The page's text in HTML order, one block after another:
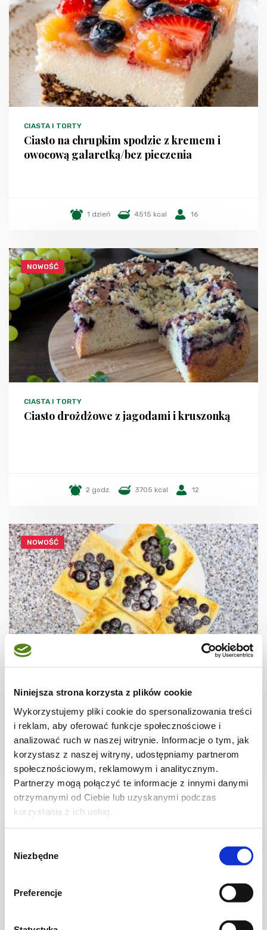
Niniejsza strona korzysta z plików cookie
Wykorzystujemy pliki cookie do spersonalizowania treści
i reklam, aby oferować funkcje społecznościowe i
analizować ruch w naszej witrynie. Informacje o tym, jak
korzystasz z naszej witryny, udostępniamy partnerom
społecznościowym, reklamowym i analitycznym.
Partnerzy mogą połączyć te informacje z innymi danymi
otrzymanymi od Ciebie lub uzyskanymi podczas
korzystania z ich usług.
zgody
Niezbędne
Preferencje
CIASTA I TORTY
Ciasto na chrupkim spodzie z kremem i
owocową galaretką/bez pieczenia
1 dzień 4515 kcal 16
NOWOŚĆ
CIASTA I TORTY
Ciasto drożdżowe z jagodami i kruszonką
2 godz. 3705 kcal 12
NOWOŚĆ
Ciastka francuskie z borówkami + film
30 min. 1531 kcal 8